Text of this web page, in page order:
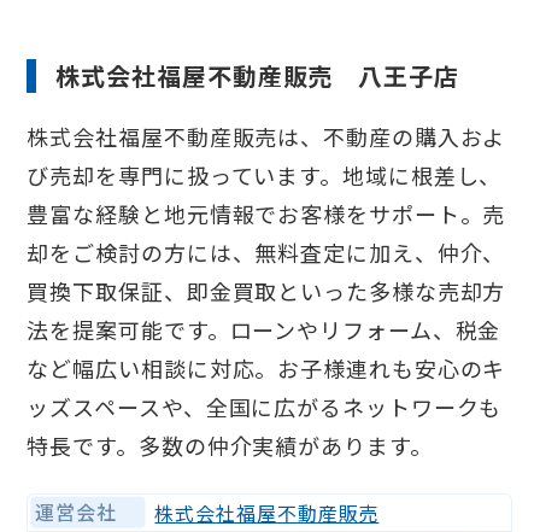
株式会社福屋不動産販売 八王子店
株式会社福屋不動産販売は、不動産の購入およ
び売却を専門に扱っています。地域に根差し、
豊富な経験と地元情報でお客様をサポート。売
却をご検討の方には、無料査定に加え、仲介、
買換下取保証、即金買取といった多様な売却方
法を提案可能です。ローンやリフォーム、税金
など幅広い相談に対応。お子様連れも安心のキ
ッズスペースや、全国に広がるネットワークも
特長です。多数の仲介実績があります。
運営会社
株式会社福屋不動産販売